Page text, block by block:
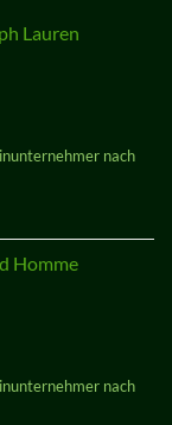
Lauren
nach
Homme
nach